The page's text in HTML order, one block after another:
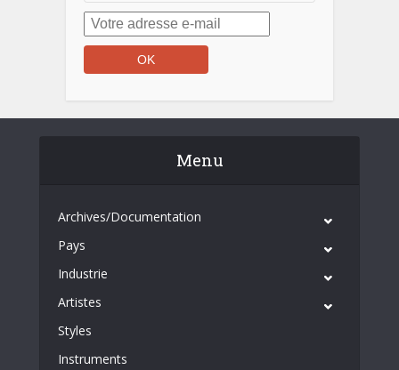
Menu
Archives/Documentation
Pays
Industrie
Artistes
Styles
Instruments